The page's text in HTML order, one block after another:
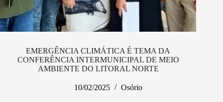
EMERGÊNCIA CLIMÁTICA É TEMA DA
CONFERÊNCIA INTERMUNICIPAL DE MEIO
AMBIENTE DO LITORAL NORTE
10/02/2025 Osório